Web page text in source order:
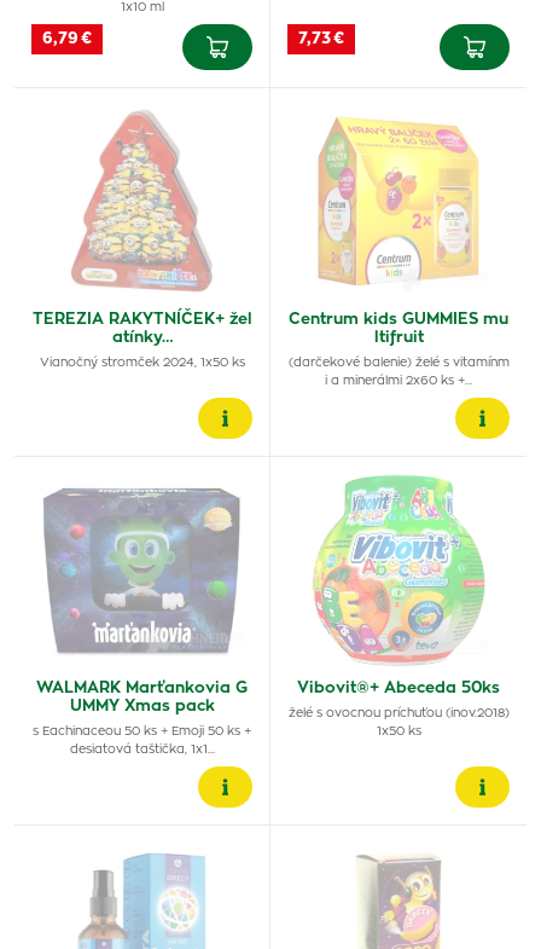
1x10 ml
6,79 € 7,73 €
TEREZIA RAKYTNÍČEK+ žel
atínky…
Vianočný stromček 2024, 1x50 ks
Centrum kids GUMMIES mu
ltifruit
(darčekové balenie) želé s vitamínm
i a minerálmi 2x60 ks +…
WALMARK Marťankovia G
UMMY Xmas pack
s Eachinaceou 50 ks + Emoji 50 ks +
desiatová taštička, 1x1…
Vibovit®+ Abeceda 50ks
želé s ovocnou príchuťou (inov.2018)
1x50 ks